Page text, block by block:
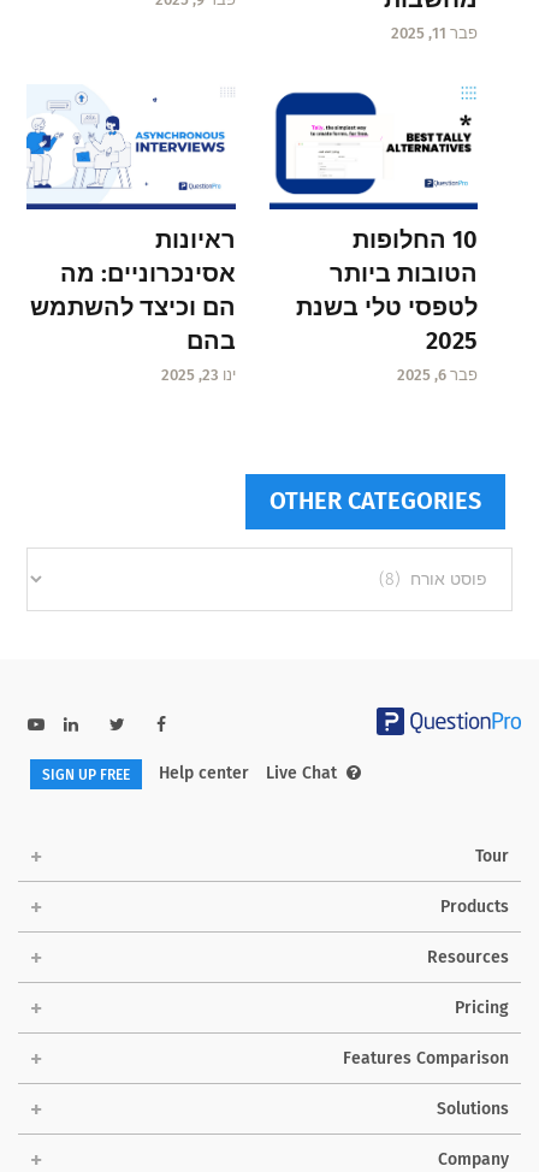
פבר 11, 2025
10 החלופות
הטובות ביותר
לטפסי טלי בשנת
2025
פבר 6, 2025
ראיונות
אסינכרוניים: מה
הם וכיצד להשתמש
בהם
ינו 23, 2025
OTHER CATEGORIES
categories
Help center Live Chat
SIGN UP FREE
Tour
Products
Resources
Pricing
Features Comparison
Solutions
Company